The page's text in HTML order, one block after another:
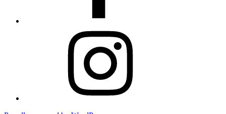
Pasitive - No 1 Pasang & Service CCTV di Jambi
Based on 306 reviews
Operasioanal